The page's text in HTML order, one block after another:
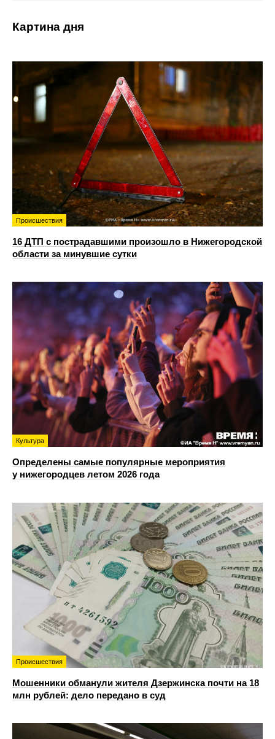
Картина дня
Происшествия
16 ДТП с пострадавшими произошло в Нижегородской
области за минувшие сутки
Культура
Определены самые популярные мероприятия
у нижегородцев летом 2026 года
Происшествия
Мошенники обманули жителя Дзержинска почти на 18
млн рублей: дело передано в суд